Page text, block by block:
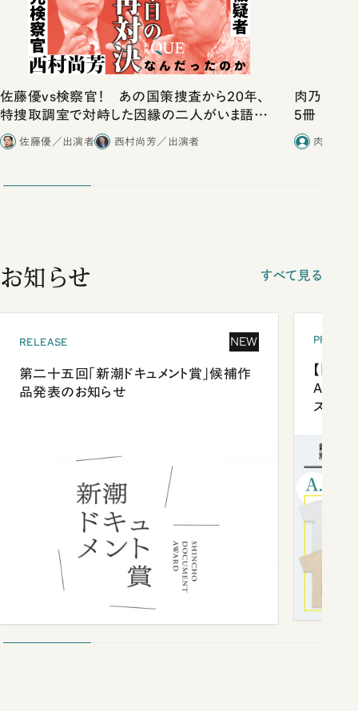
佐藤優vs検察官！ あの国策捜査から20年、
特捜取調室で対峙した因縁の二人がいま語り
合ったこと
佐藤優／出演者 西村尚芳／出演者
肉乃小路
5冊
肉乃小路
お知らせ すべて見る
RELEASE NEW
第二十五回「新潮ドキュメント賞」候補作
品発表のお知らせ
【「新
ズプレ